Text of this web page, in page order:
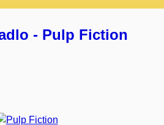
- Pulp Fiction